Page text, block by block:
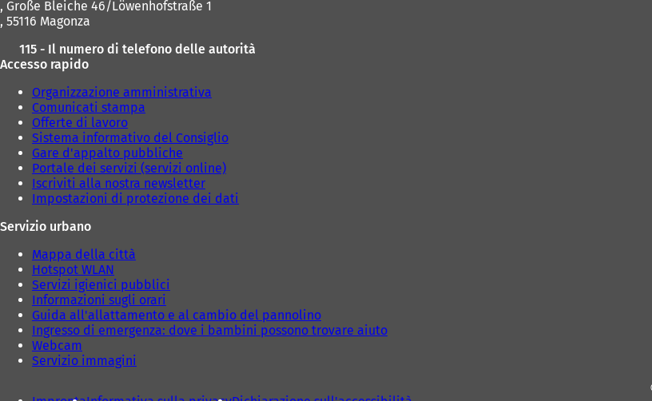
, Große Bleiche 46/Löwenhofstraße 1
, 55116 Magonza
115 - Il numero di telefono delle autorità
Accesso rapido
Organizzazione amministrativa
Comunicati stampa
Offerte di lavoro
Sistema informativo del Consiglio
Gare d'appalto pubbliche
Portale dei servizi (servizi online)
Iscriviti alla nostra newsletter
Impostazioni di protezione dei dati
Servizio urbano
Mappa della città
Hotspot WLAN
Servizi igienici pubblici
Informazioni sugli orari
Guida all'allattamento e al cambio del pannolino
Ingresso di emergenza: dove i bambini possono trovare aiuto
Webcam
Servizio immagini